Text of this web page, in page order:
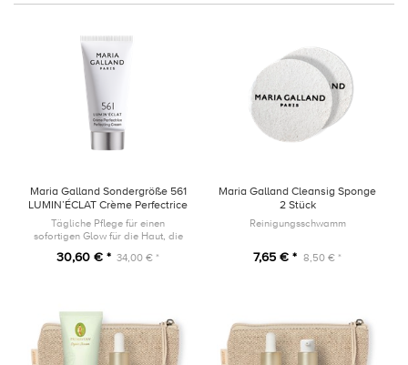
Maria Galland Sondergröße 561
LUMIN’ÉCLAT Crème Perfectrice
20ml
Tägliche Pflege für einen
sofortigen Glow für die Haut, die
ausgesetzt ist.
30,60 € * 34,00 € *
Maria Galland Cleansig Sponge
2 Stück
Reinigungsschwamm
7,65 € * 8,50 € *